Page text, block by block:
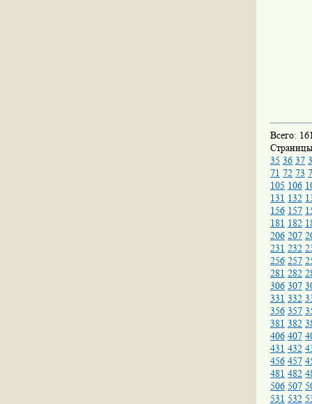
Всего:
35 36 37
71 72 73
105 106
131 132
156 157
181 182
206 207
231 232
256 257
281 282
306 307
331 332
356 357
381 382
406 407
431 432
456 457
481 482
506 507
531 532